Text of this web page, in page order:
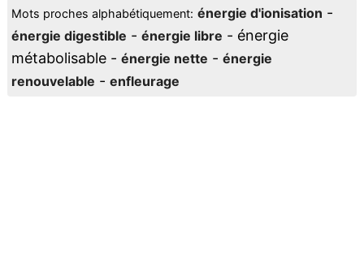
Mots proches alphabétiquement: énergie d'ionisation -
énergie digestible - énergie libre - énergie
métabolisable - énergie nette - énergie
renouvelable - enfleurage